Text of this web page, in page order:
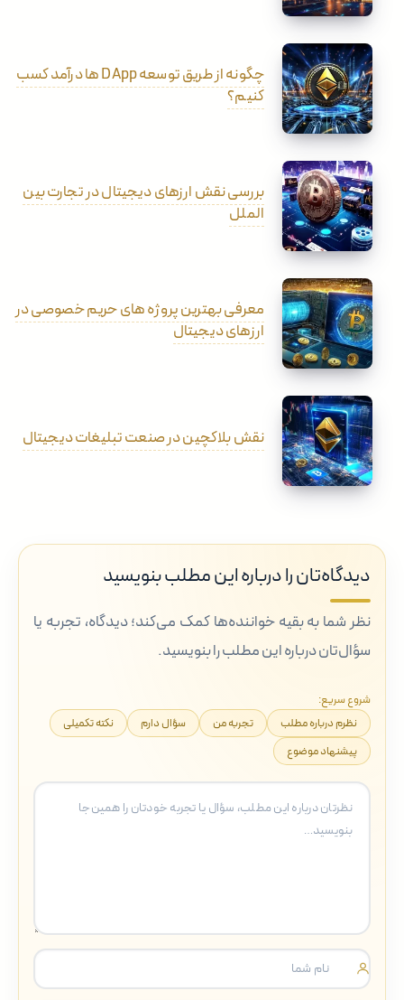
چگونه از طریق توسعه DApp ها درآمد کسب
کنیم؟
بررسی نقش ارزهای دیجیتال در تجارت بین
الملل
معرفی بهترین پروژه های حریم خصوصی در
ارزهای دیجیتال
نقش بلاکچین در صنعت تبلیغات دیجیتال
دیدگاه‌تان را درباره این مطلب بنویسید
نظر شما به بقیه خواننده‌ها کمک می‌کند؛ دیدگاه، تجربه یا
سؤال‌تان درباره این مطلب را بنویسید.
شروع سریع:
نظرم درباره مطلب
تجربه من سؤال دارم
نکته تکمیلی
پیشنهاد موضوع